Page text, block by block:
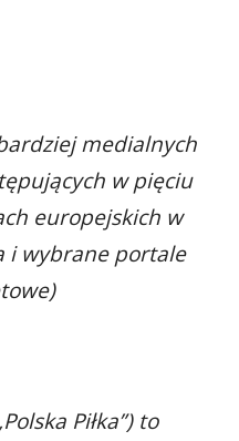
medialnych
w pięciu
europejskich w
i wybrane portale
Piłka”) to